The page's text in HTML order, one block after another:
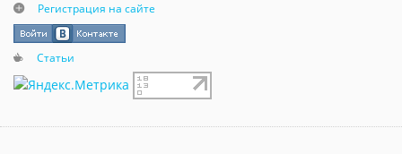
Регистрация на сайте
Статьи